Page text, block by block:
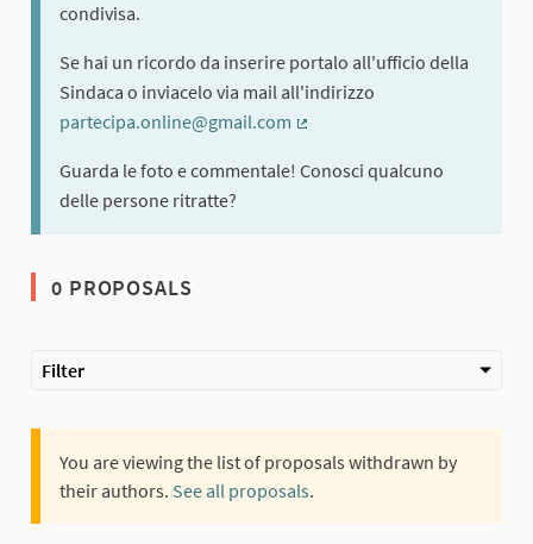
condivisa.
Se hai un ricordo da inserire portalo all'ufficio della
Sindaca o inviacelo via mail all'indirizzo
partecipa.online@gmail.com
Guarda le foto e commentale! Conosci qualcuno
delle persone ritratte?
0 PROPOSALS
Filter
You are viewing the list of proposals withdrawn by
their authors. See all proposals.